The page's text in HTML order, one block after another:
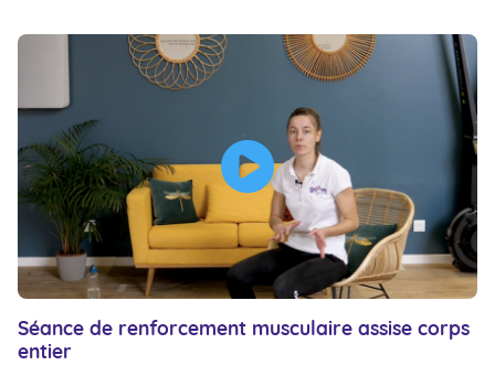
Séance de renforcement musculaire assise corps
entier